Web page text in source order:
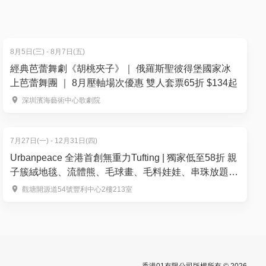
體驗
8月5日(三) - 8月7日(五)
經典芭蕾舞劇《胡桃夾子》｜ 俄羅斯聖彼得堡國家冰
上芭蕾舞團 ｜ 8月壓軸場次優惠 雙人套票65折 $134起
深圳濱海藝術中心歌劇院
7月27日(一) - 12月31日(四)
Urbanpeace 全港首創無重力Tufting | 獨家低至58折 親
子簇絨地毯、流體熊、毛球畫、毛料娃娃、串珠放題、
銀戒指製作 | 觀塘
觀塘開源道54號豐利中心2樓213室